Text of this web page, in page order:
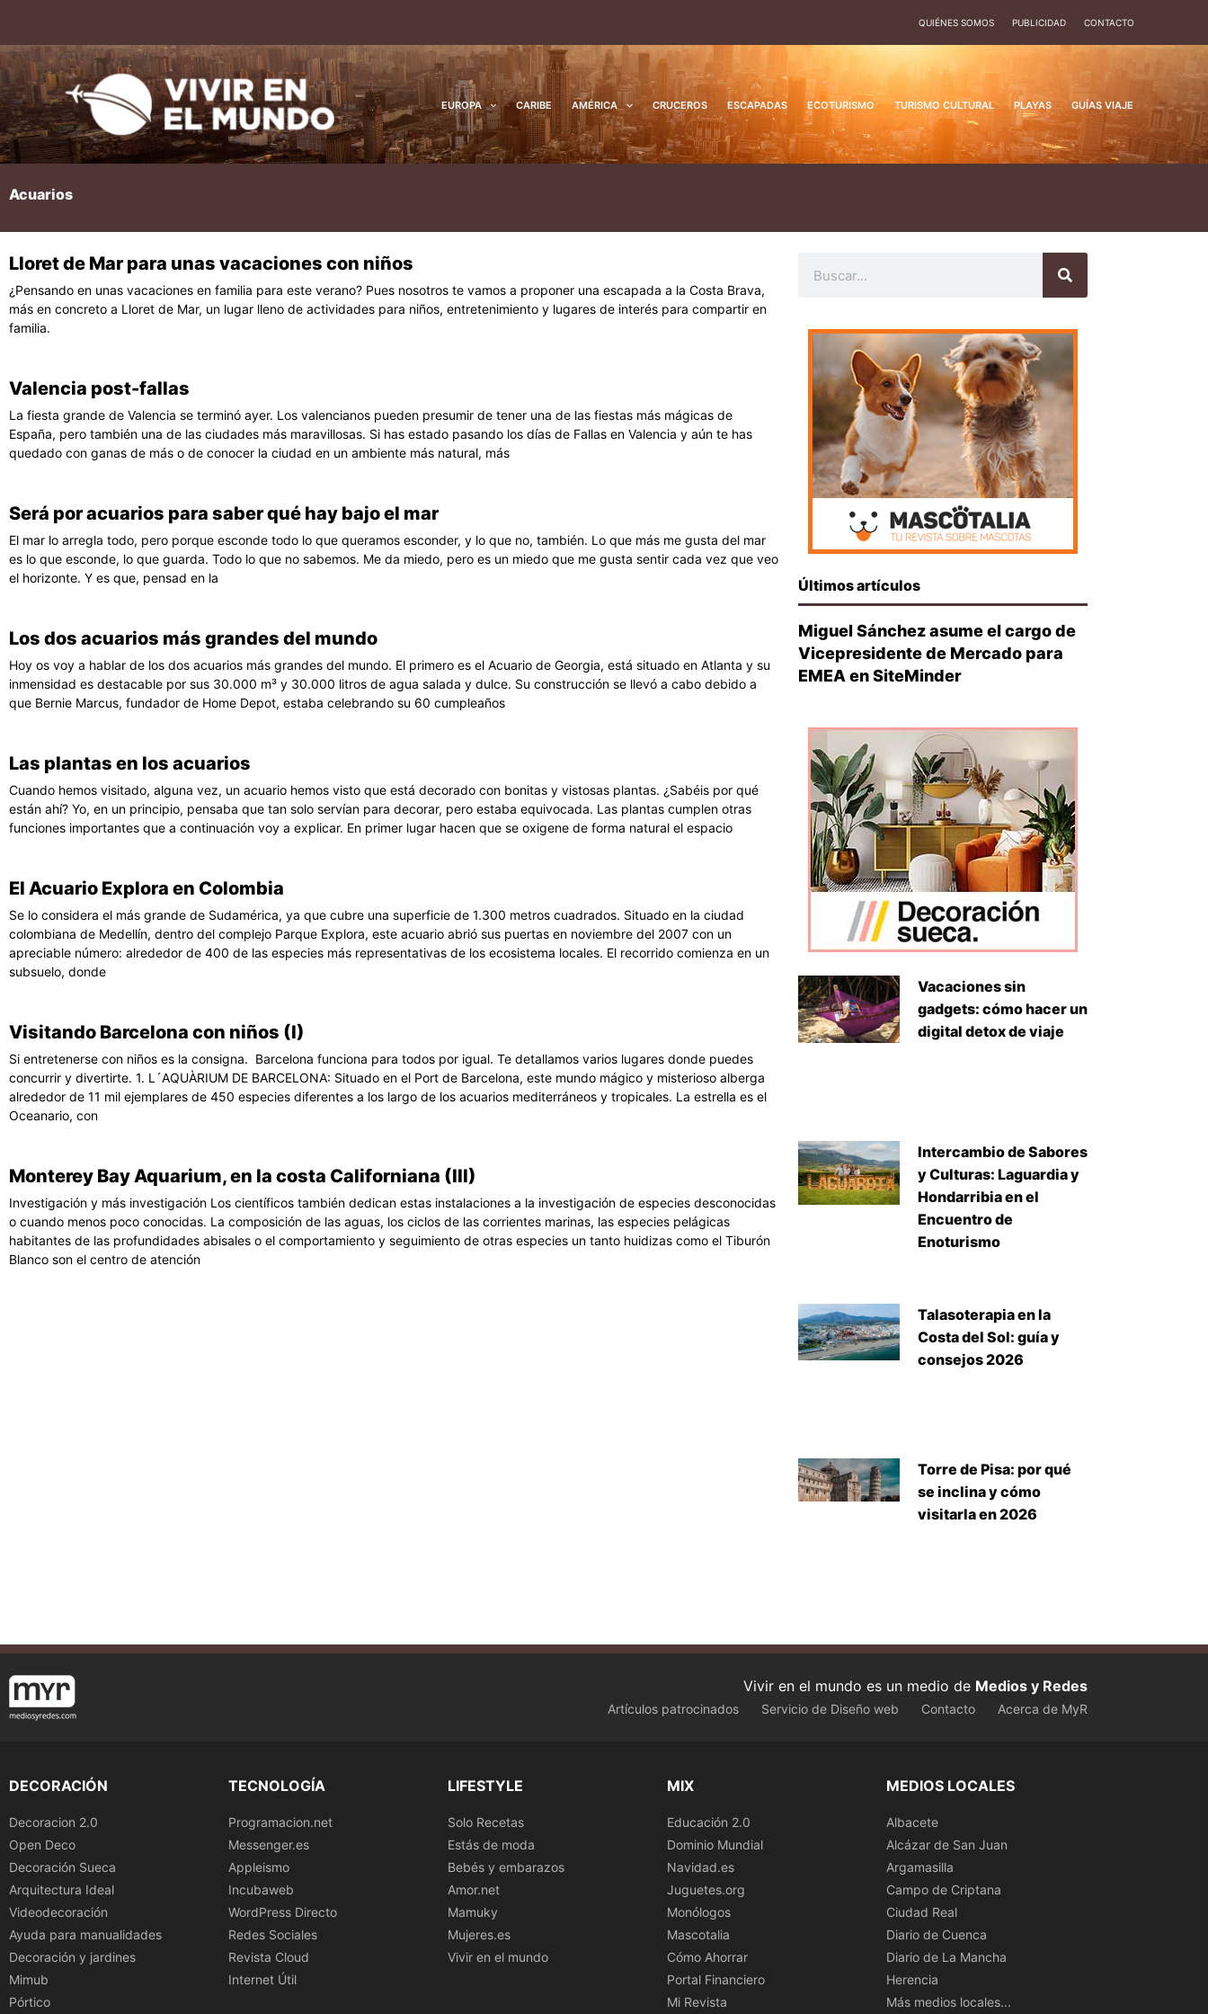
contenido
QUIÉNES SOMOS PUBLICIDAD CONTACTO
EUROPA CARIBE AMÉRICA CRUCEROS ESCAPADAS ECOTURISMO TURISMO CULTURAL PLAYAS GUÍAS VIAJE
Acuarios
Lloret de Mar para unas vacaciones con niños
¿Pensando en unas vacaciones en familia para este verano? Pues nosotros te vamos a proponer una escapada a la Costa Brava,
más en concreto a Lloret de Mar, un lugar lleno de actividades para niños, entretenimiento y lugares de interés para compartir en
familia.
Valencia post-fallas
La fiesta grande de Valencia se terminó ayer. Los valencianos pueden presumir de tener una de las fiestas más mágicas de
España, pero también una de las ciudades más maravillosas. Si has estado pasando los días de Fallas en Valencia y aún te has
quedado con ganas de más o de conocer la ciudad en un ambiente más natural, más
Será por acuarios para saber qué hay bajo el mar
El mar lo arregla todo, pero porque esconde todo lo que queramos esconder, y lo que no, también. Lo que más me gusta del mar
es lo que esconde, lo que guarda. Todo lo que no sabemos. Me da miedo, pero es un miedo que me gusta sentir cada vez que veo
el horizonte. Y es que, pensad en la
Los dos acuarios más grandes del mundo
Hoy os voy a hablar de los dos acuarios más grandes del mundo. El primero es el Acuario de Georgia, está situado en Atlanta y su
inmensidad es destacable por sus 30.000 m³ y 30.000 litros de agua salada y dulce. Su construcción se llevó a cabo debido a
que Bernie Marcus, fundador de Home Depot, estaba celebrando su 60 cumpleaños
Las plantas en los acuarios
Cuando hemos visitado, alguna vez, un acuario hemos visto que está decorado con bonitas y vistosas plantas. ¿Sabéis por qué
están ahí? Yo, en un principio, pensaba que tan solo servían para decorar, pero estaba equivocada. Las plantas cumplen otras
funciones importantes que a continuación voy a explicar. En primer lugar hacen que se oxigene de forma natural el espacio
El Acuario Explora en Colombia
Se lo considera el más grande de Sudamérica, ya que cubre una superficie de 1.300 metros cuadrados. Situado en la ciudad
colombiana de Medellín, dentro del complejo Parque Explora, este acuario abrió sus puertas en noviembre del 2007 con un
apreciable número: alrededor de 400 de las especies más representativas de los ecosistema locales. El recorrido comienza en un
subsuelo, donde
Visitando Barcelona con niños (I)
Si entretenerse con niños es la consigna. Barcelona funciona para todos por igual. Te detallamos varios lugares donde puedes
concurrir y divertirte. 1. L´AQUÀRIUM DE BARCELONA: Situado en el Port de Barcelona, este mundo mágico y misterioso alberga
alrededor de 11 mil ejemplares de 450 especies diferentes a los largo de los acuarios mediterráneos y tropicales. La estrella es el
Oceanario, con
Monterey Bay Aquarium, en la costa Californiana (III)
Investigación y más investigación Los científicos también dedican estas instalaciones a la investigación de especies desconocidas
o cuando menos poco conocidas. La composición de las aguas, los ciclos de las corrientes marinas, las especies pelágicas
habitantes de las profundidades abisales o el comportamiento y seguimiento de otras especies un tanto huidizas como el Tiburón
Blanco son el centro de atención
Últimos artículos
Miguel Sánchez asume el cargo de
Vicepresidente de Mercado para
EMEA en SiteMinder
Vacaciones sin
gadgets: cómo hacer un
digital detox de viaje
Intercambio de Sabores
y Culturas: Laguardia y
Hondarribia en el
Encuentro de
Enoturismo
Talasoterapia en la
Costa del Sol: guía y
consejos 2026
Torre de Pisa: por qué
se inclina y cómo
visitarla en 2026
Vivir en el mundo es un medio de Medios y Redes
Artículos patrocinados Servicio de Diseño web Contacto Acerca de MyR
DECORACIÓN
Decoracion 2.0
Open Deco
Decoración Sueca
Arquitectura Ideal
Videodecoración
Ayuda para manualidades
Decoración y jardines
Mimub
Pórtico
TECNOLOGÍA
Programacion.net
Messenger.es
Appleismo
Incubaweb
WordPress Directo
Redes Sociales
Revista Cloud
Internet Útil
LIFESTYLE
Solo Recetas
Estás de moda
Bebés y embarazos
Amor.net
Mamuky
Mujeres.es
Vivir en el mundo
MIX
Educación 2.0
Dominio Mundial
Navidad.es
Juguetes.org
Monólogos
Mascotalia
Cómo Ahorrar
Portal Financiero
Mi Revista
MEDIOS LOCALES
Albacete
Alcázar de San Juan
Argamasilla
Campo de Criptana
Ciudad Real
Diario de Cuenca
Diario de La Mancha
Herencia
Más medios locales...